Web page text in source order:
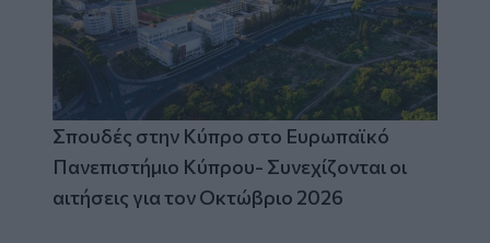
Σπουδές στην Κύπρο στο Ευρωπαϊκό
Πανεπιστήμιο Κύπρου- Συνεχίζονται οι
αιτήσεις για τον Οκτώβριο 2026